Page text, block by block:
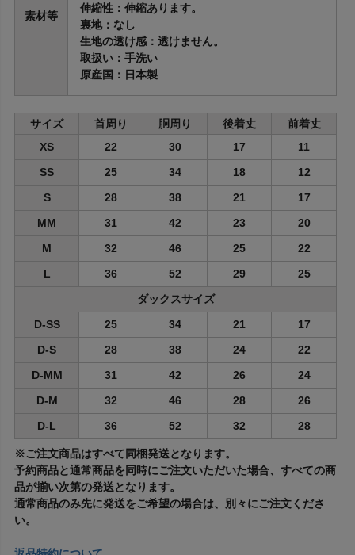
素材等
伸縮性：伸縮あります。
裏地：なし
生地の透け感：透けません。
取扱い：手洗い
原産国：日本製
サイズ 首周り 胴周り 後着丈
前着丈
XS
22 30 17
11
SS
25 34 18
12
S
28 38 21
17
MM
31 42 23
20
M
32 46 25
22
L
36 52 29
25
ダックスサイズ
D-SS
25 34 21
17
D-S
28 38 24
22
D-MM
31 42 26
24
D-M
32 46 28
26
D-L
36 52 32 28
※ご注文商品はすべて同梱発送となります。
予約商品と通常商品を同時にご注文いただいた場合、すべての商
品が揃い次第の発送となります。
通常商品のみ先に発送をご希望の場合は、別々にご注文くださ
い。